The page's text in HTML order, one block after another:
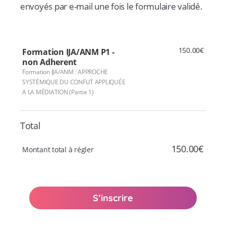
envoyés par e-mail une fois le formulaire validé.
Formation IJA/ANM P1 -
non Adherent
Formation IJA/ANM : APPROCHE
SYSTÉMIQUE DU CONFLIT APPLIQUÉE
A LA MÉDIATION (Partie 1)
150.00€
Total
Montant total à régler 150.00€